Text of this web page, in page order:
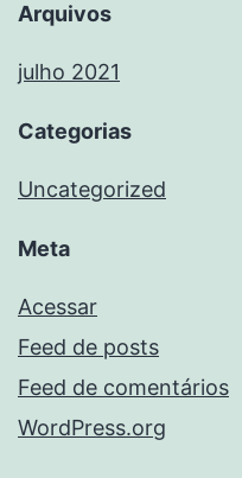
Arquivos
julho 2021
Categorias
Uncategorized
Meta
Acessar
Feed de posts
Feed de comentários
WordPress.org